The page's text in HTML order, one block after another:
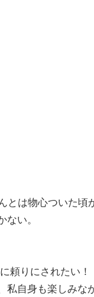
とは物心ついた頃
い。
頼りにされたい！
私自身も楽しみな